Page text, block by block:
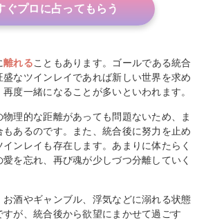
ぐプロに占ってもらう
離れることもあります。ゴールである統合
なツインレイであれば新しい世界を求め
度一緒になることが多いといわれます。
理的な距離があっても問題ないため、ま
あるのです。また、統合後に努力を止め
ンレイも存在します。あまりに体たらく
を忘れ、再び魂が少しづつ分離していく
酒やギャンブル、浮気などに溺れる状態
が、統合後から欲望にまかせて過ごす